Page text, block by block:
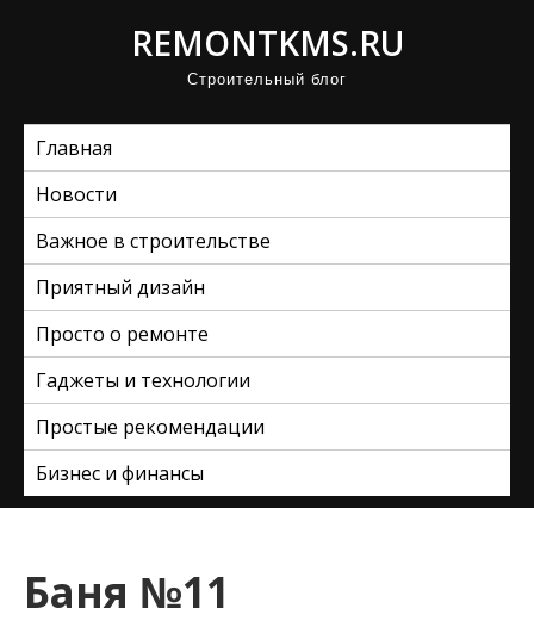
REMONTKMS.RU
Строительный блог
Главная
Новости
Важное в строительстве
Приятный дизайн
Просто о ремонте
Гаджеты и технологии
Простые рекомендации
Бизнес и финансы
Баня №11